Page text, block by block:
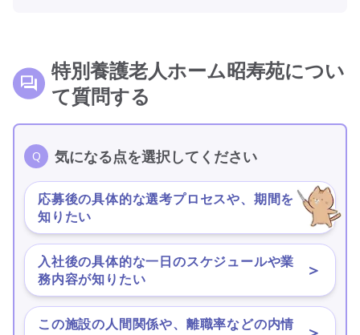
特別養護老人ホーム昭寿苑につい
て質問する
気になる点を選択してください
応募後の具体的な選考プロセスや、期間を
知りたい
＞
入社後の具体的な一日のスケジュールや業
務内容が知りたい
＞
この施設の人間関係や、離職率などの内情